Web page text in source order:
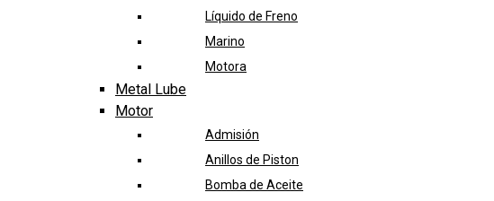
Líquido de Freno
Marino
Motora
Metal Lube
Motor
Admisión
Anillos de Piston
Bomba de Aceite